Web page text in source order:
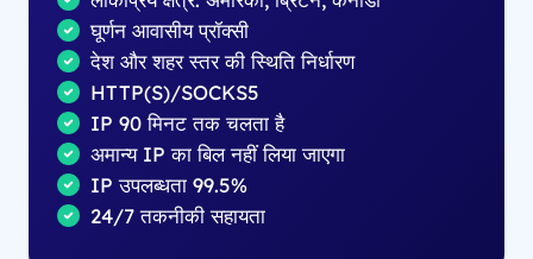
घूर्णन आवासीय प्रॉक्सी
देश और शहर स्तर की स्थिति निर्धारण
HTTP(S)/SOCKS5
IP 90 मिनट तक चलता है
अमान्य IP का बिल नहीं लिया जाएगा
IP उपलब्धता 99.5%
24/7 तकनीकी सहायता